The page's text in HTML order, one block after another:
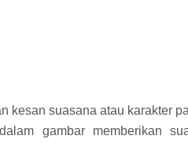
kesan suasana atau karakter
gambar memberikan